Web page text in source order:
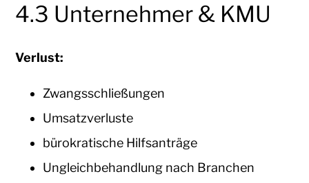
4.3 Unternehmer & KMU
Verlust:
Zwangsschließungen
Umsatzverluste
bürokratische Hilfsanträge
Ungleichbehandlung nach Branchen